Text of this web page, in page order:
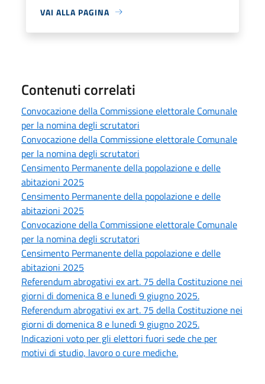
VAI ALLA PAGINA
Contenuti correlati
Convocazione della Commissione elettorale Comunale
per la nomina degli scrutatori
Convocazione della Commissione elettorale Comunale
per la nomina degli scrutatori
Censimento Permanente della popolazione e delle
abitazioni 2025
Censimento Permanente della popolazione e delle
abitazioni 2025
Convocazione della Commissione elettorale Comunale
per la nomina degli scrutatori
Censimento Permanente della popolazione e delle
abitazioni 2025
Referendum abrogativi ex art. 75 della Costituzione nei
giorni di domenica 8 e lunedì 9 giugno 2025.
Referendum abrogativi ex art. 75 della Costituzione nei
giorni di domenica 8 e lunedì 9 giugno 2025.
Indicazioni voto per gli elettori fuori sede che per
motivi di studio, lavoro o cure mediche.